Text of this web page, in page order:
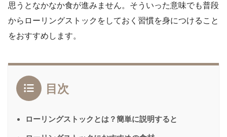
思うとなかなか食が進みません。そういった意味でも普段
からローリングストックをしておく習慣を身につけること
をおすすめします。
目次
ローリングストックとは？簡単に説明すると